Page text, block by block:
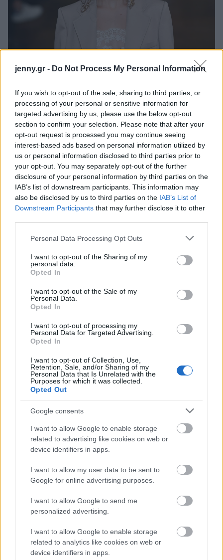
jenny.gr - Do Not Process My Personal Information
If you wish to opt-out of the sale, sharing to third parties, or
processing of your personal or sensitive information for
targeted advertising by us, please use the below opt-out
section to confirm your selection. Please note that after your
opt-out request is processed you may continue seeing
interest-based ads based on personal information utilized by
us or personal information disclosed to third parties prior to
your opt-out. You may separately opt-out of the further
disclosure of your personal information by third parties on the
IAB’s list of downstream participants. This information may
also be disclosed by us to third parties on the IAB’s List of
Downstream Participants that may further disclose it to other
Please note that this website/app uses one or more Google
not limited to your visit or usage behaviour. You may click to
grant or deny consent to Google and its third-party tags to
use your data for below specified purposes in below Google
consent section.
Personal Data Processing Opt Outs
I want to opt-out of the Sharing of my
personal data.
Opted In
I want to opt-out of the Sale of my
Personal Data.
Opted In
I want to opt-out of processing my
Personal Data for Targeted Advertising.
Opted In
I want to opt-out of Collection, Use,
Retention, Sale, and/or Sharing of my
Personal Data that Is Unrelated with the
Purposes for which it was collected.
Opted Out
Google consents
I want to allow Google to enable storage
related to advertising like cookies on web or
device identifiers in apps.
I want to allow my user data to be sent to
Google for online advertising purposes.
I want to allow Google to send me
personalized advertising.
I want to allow Google to enable storage
related to analytics like cookies on web or
device identifiers in apps.